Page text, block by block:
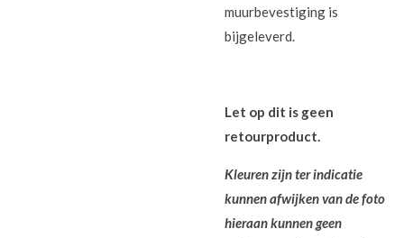
muurbevestiging is
bijgeleverd.
Let op dit is geen
retourproduct.
Kleuren zijn ter indicatie
kunnen afwijken van de foto
hieraan kunnengeen